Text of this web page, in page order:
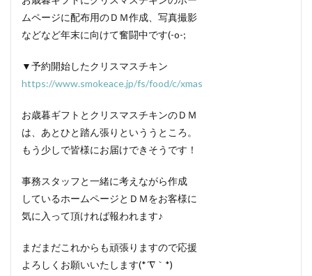
ムページに配布用のＤＭ作成、写真撮影
などなど年末に向けて奮闘中です(-o-;
▼予約開始したクリスマスチキン
https://www.smokeace.jp/fs/food/c/xmas
お歳暮ギフトとクリスマスチキンのＤＭ
は、あとひと踏ん張りといううところ。
もう少しで皆様にお届けできそうです！
事務スタッフと一緒に考えながら作成
しているホームページとＤＭをお客様に
気に入って頂ければ報われます♪
まだまだこれからも頑張りますので応援
よろしくお願いいたします(*´∇｀*)